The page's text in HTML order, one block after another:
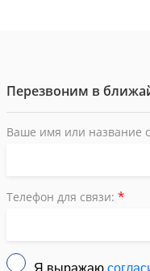
Перезвоним в
Ваше имя или название
Телефон для связи: *
Я выражаю